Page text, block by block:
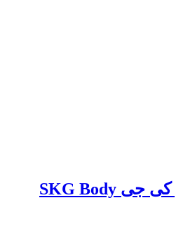
ماساژور تفنگی اس کی جی SKG Body